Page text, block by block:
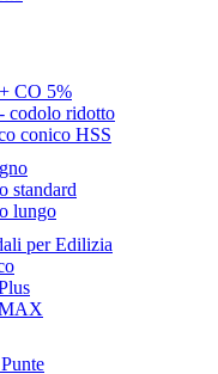
CO 5%
codolo ridotto
conico HSS
standard
lungo
per Edilizia